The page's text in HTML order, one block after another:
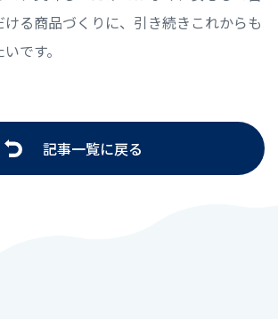
ける商品づくりに、引き続きこれからも
です。
記事一覧に戻る